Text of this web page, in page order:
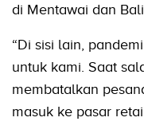
di Mentawai dan Bali.
“Di sisi lain,
untuk kami. Saat
membatalkan
masuk ke pasar